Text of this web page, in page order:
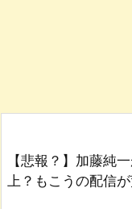
【悲報？】加藤純
上？もこうの配信